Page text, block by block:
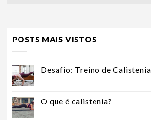
POSTS MAIS VISTOS
Desafio: Treino de Calistenia
O que é calistenia?